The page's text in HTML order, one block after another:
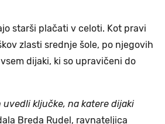
starši plačati v celoti. Kot pravi
zlasti srednje šole, po njegovih
dijaki, ki so upravičeni do
uvedli ključke, na katere dijaki
Breda Rudel, ravnateljica